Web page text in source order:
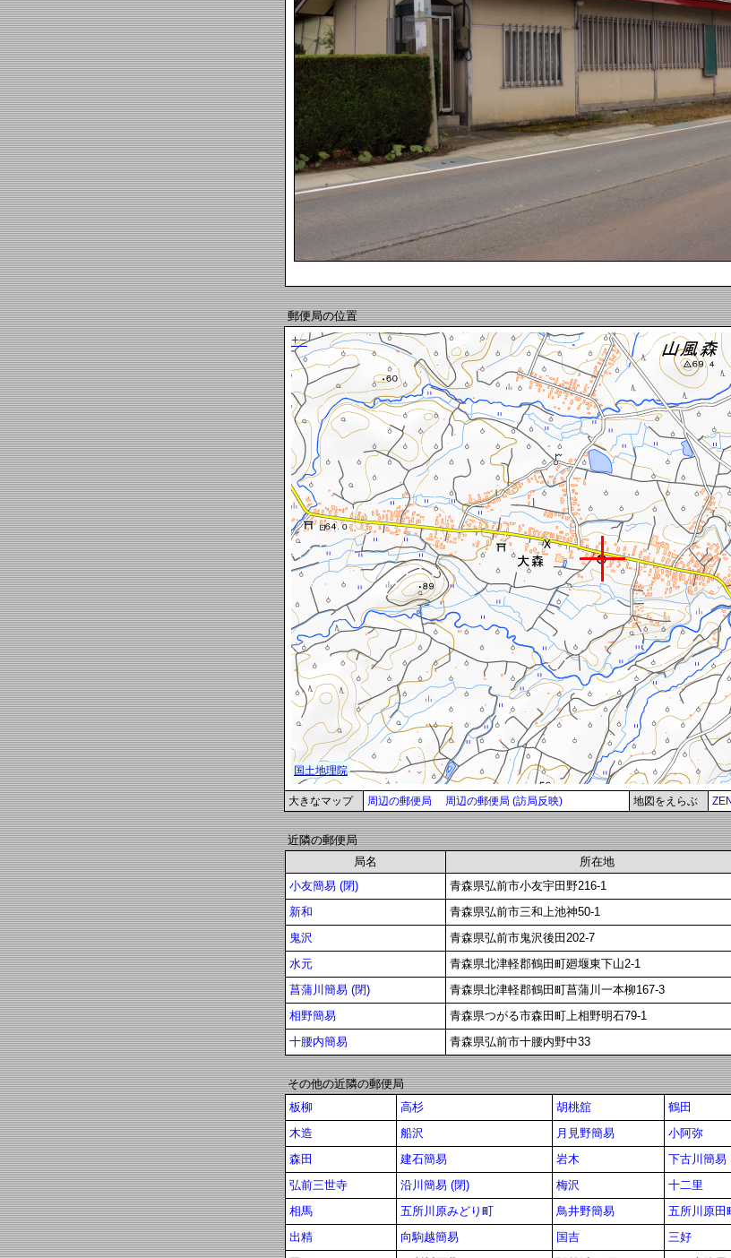
郵便局の位置
大きなマップ 周辺の郵便局 周辺の郵便局 (訪局反映) 地図をえらぶ
近隣の郵便局
局名
所在地
小友簡易 (閉)
青森県弘前市小友宇田野216-1
新和
青森県弘前市三和上池神50-1
鬼沢
青森県弘前市鬼沢後田202-7
水元
青森県北津軽郡鶴田町廻堰東下山2-1
菖蒲川簡易 (閉)
青森県北津軽郡鶴田町菖蒲川一本柳167-3
相野簡易
青森県つがる市森田町上相野明石79-1
十腰内簡易
青森県弘前市十腰内野中33
その他の近隣の郵便局
板柳
高杉 胡桃舘 鶴田
木造
船沢 月見野簡易 小阿弥
森田
建石簡易 岩木 下古川簡易
弘前三世寺
沿川簡易 (閉) 梅沢 十二里
相馬
五所川原みどり町 鳥井野簡易 五所川原田
出精
向駒越簡易 国吉 三好